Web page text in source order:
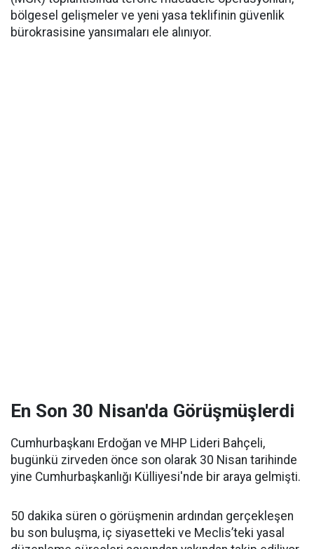
bölgesel gelişmeler ve yeni yasa teklifinin güvenlik
bürokrasisine yansımaları ele alınıyor.
En Son 30 Nisan'da Görüşmüşlerdi
Cumhurbaşkanı Erdoğan ve MHP Lideri Bahçeli,
bugünkü zirveden önce son olarak 30 Nisan tarihinde
yine Cumhurbaşkanlığı Külliyesi'nde bir araya gelmişti.
50 dakika süren o görüşmenin ardından gerçekleşen
bu son buluşma, iç siyasetteki ve Meclis’teki yasal